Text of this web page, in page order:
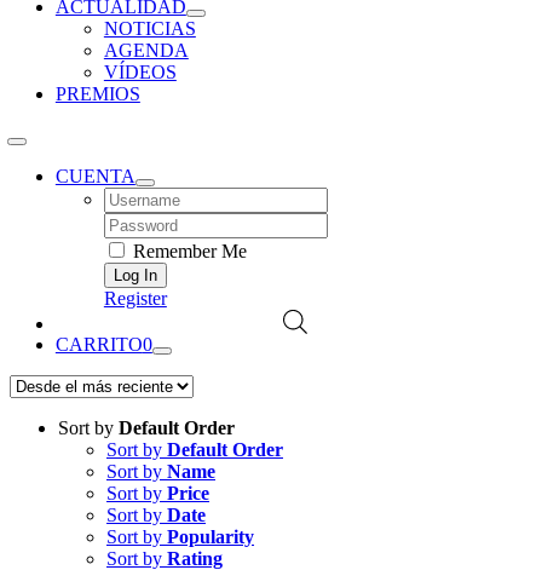
ACTUALIDAD
NOTICIAS
AGENDA
VÍDEOS
PREMIOS
CUENTA
Username:
Password:
Remember Me
Register
CARRITO0
Sort by Default Order
Sort by Default Order
Sort by Name
Sort by Price
Sort by Date
Sort by Popularity
Sort by Rating